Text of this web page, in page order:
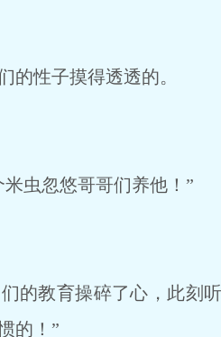
性子摸得透透的。
虫忽悠哥哥们养他！”
的教育操碎了心，此刻
的！”